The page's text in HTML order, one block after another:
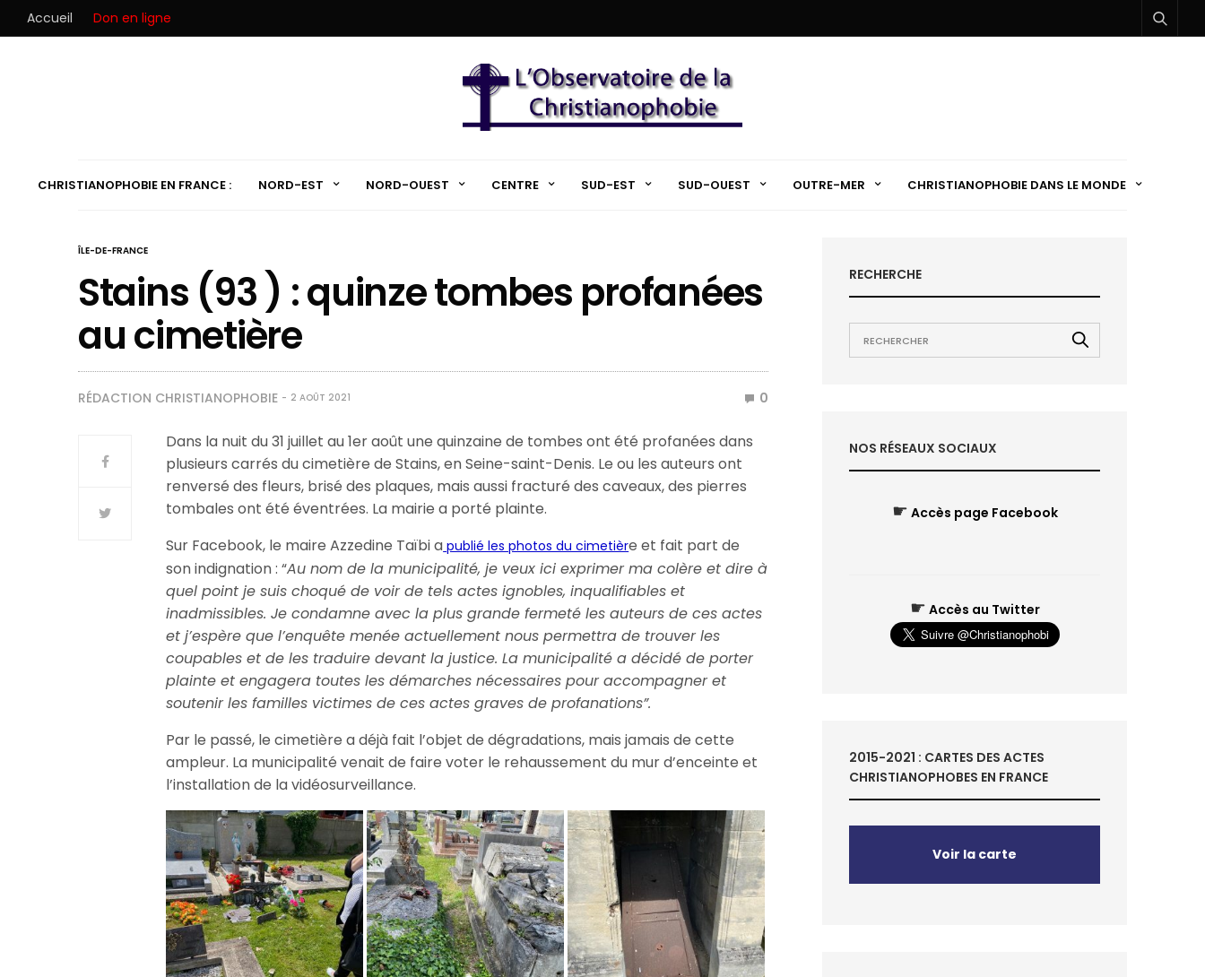
Accueil Don en ligne
CHRISTIANOPHOBIE EN FRANCE : NORD-EST NORD-OUEST CENTRE SUD-EST SUD-OUEST OUTRE-MER CHRISTIANOPHOBIE DANS LE MONDE
ÎLE-DE-FRANCE
Stains (93 ) : quinze tombes profanées
au cimetière
RÉDACTION CHRISTIANOPHOBIE 2 AOÛT 2021 0
Dans la nuit du 31 juillet au 1er août une quinzaine de tombes ont été profanées dans
plusieurs carrés du cimetière de Stains, en Seine-saint-Denis. Le ou les auteurs ont
renversé des fleurs, brisé des plaques, mais aussi fracturé des caveaux, des pierres
tombales ont été éventrées. La mairie a porté plainte.
Sur Facebook, le maire Azzedine Taïbi a publié les photos du cimetière et fait part de
son indignation : “Au nom de la municipalité, je veux ici exprimer ma colère et dire à
quel point je suis choqué de voir de tels actes ignobles, inqualifiables et
inadmissibles. Je condamne avec la plus grande fermeté les auteurs de ces actes
et j’espère que l’enquête menée actuellement nous permettra de trouver les
coupables et de les traduire devant la justice. La municipalité a décidé de porter
plainte et engagera toutes les démarches nécessaires pour accompagner et
soutenir les familles victimes de ces actes graves de profanations”.
Par le passé, le cimetière a déjà fait l’objet de dégradations, mais jamais de cette
ampleur. La municipalité venait de faire voter le rehaussement du mur d’enceinte et
l’installation de la vidéosurveillance.
RECHERCHE
NOS RÉSEAUX SOCIAUX
☛ Accès page Facebook
☛ Accès au Twitter
2015-2021 : CARTES DES ACTES
CHRISTIANOPHOBES EN FRANCE
Voir la carte